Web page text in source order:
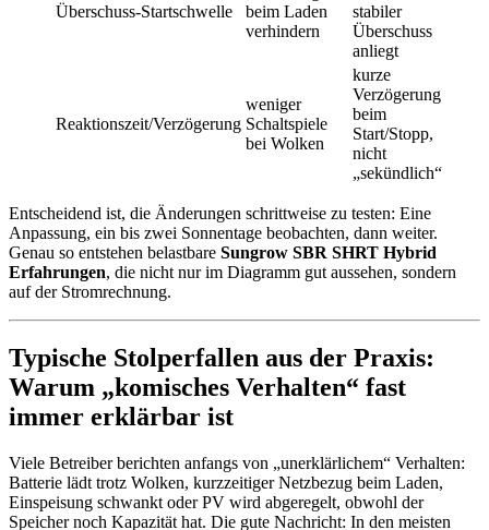
Überschuss-Startschwelle
beim Laden
verhindern
stabiler
Überschuss
anliegt
Reaktionszeit/Verzögerung
weniger
Schaltspiele
bei Wolken
kurze
Verzögerung
beim
Start/Stopp,
nicht
„sekündlich“
Entscheidend ist, die Änderungen schrittweise zu testen: Eine
Anpassung, ein bis zwei Sonnentage beobachten, dann weiter.
Genau so entstehen belastbare Sungrow SBR SHRT Hybrid
Erfahrungen, die nicht nur im Diagramm gut aussehen, sondern
auf der Stromrechnung.
Typische Stolperfallen aus der Praxis:
Warum „komisches Verhalten“ fast
immer erklärbar ist
Viele Betreiber berichten anfangs von „unerklärlichem“ Verhalten:
Batterie lädt trotz Wolken, kurzzeitiger Netzbezug beim Laden,
Einspeisung schwankt oder PV wird abgeregelt, obwohl der
Speicher noch Kapazität hat. Die gute Nachricht: In den meisten